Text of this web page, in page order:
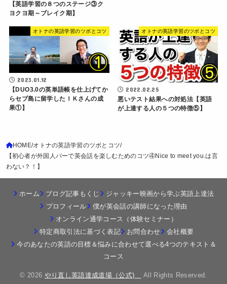
【英語学習の８つのステージ③ク
ヨクヨ期～ブレイク期】
オトナの英語学習のツボとコツ
2023.01.12
【DUO3.0の英単語帳を仕上げてか
らセブ島に留学したＩＫさんの成
果①】
オトナの英語学習のツボとコツ
2022.02.25
悪いテスト結果への対処法【英語
が上達する人の５つの特徴⑤】
HOME オトナの英語学習のツボとコツ
【初心者が外国人バーで英会話を楽しむためのコツ④Nice to meet you.は言
わない？！】
ホーム ブログ記事もくじ
ジャッキー映画から学ぶ英語上達法
プロフィール
僕が英会話の講師になった理由
オンライン通学コース（体験セミナー）
特定商取引法に基づく表記
お問合わせ
会社概要
今のあなたの英語の目標＆悩みに合わせて選べる4つのテキスト＆
コース
© 2026 やり直し英語達成道場（公式) All Rights Reserved.